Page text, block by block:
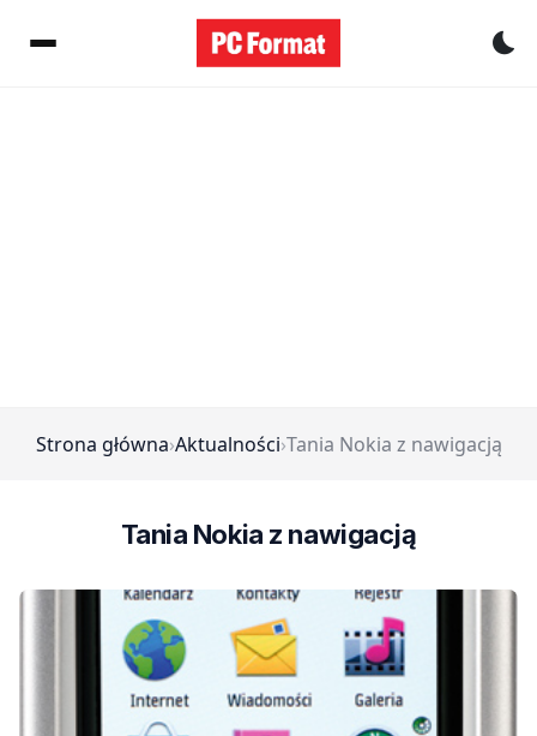
Strona główna›Aktualności›Tania Nokia z nawigacją
Tania Nokia z nawigacją